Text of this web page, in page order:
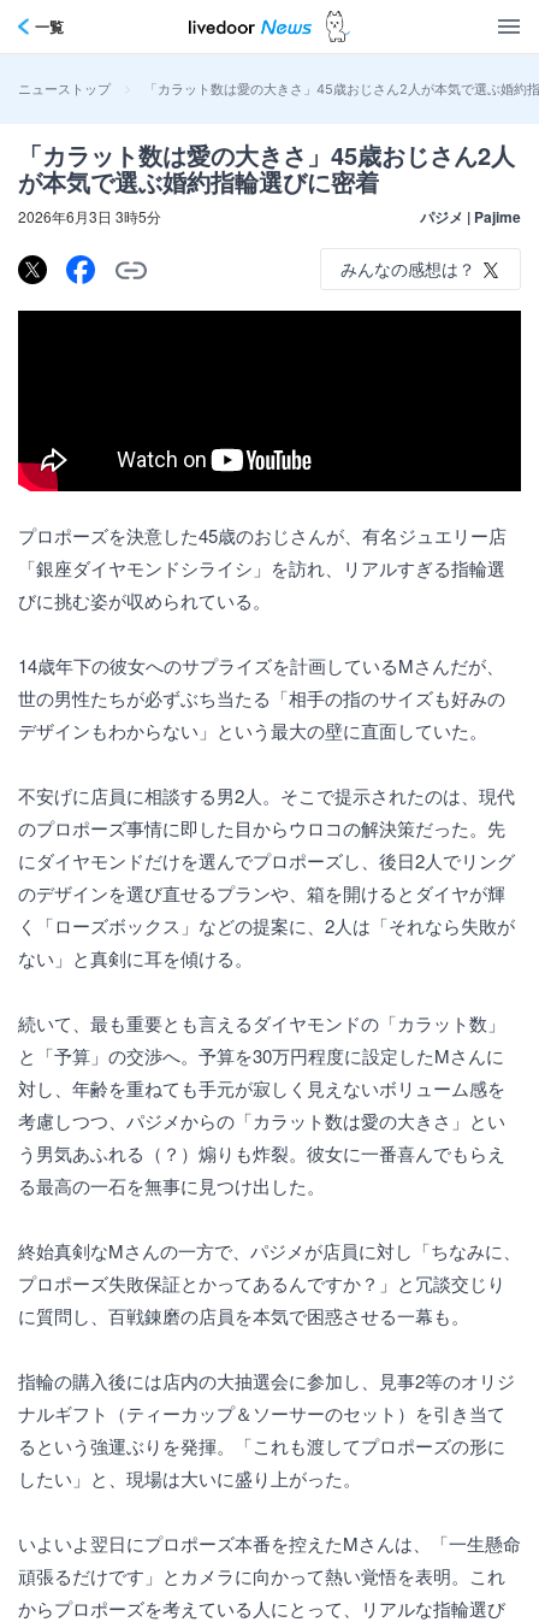
一覧
ニューストップ > 「カラット数は愛の大きさ」45歳おじさん2人が本気で選ぶ婚約
「カラット数は愛の大きさ」45歳おじさん2人
が本気で選ぶ婚約指輪選びに密着
2026年6月3日 3時5分 パジメ | Pajime
みんなの感想は？
プロポーズを決意した45歳のおじさんが、有名ジュエリー店
「銀座ダイヤモンドシライシ」を訪れ、リアルすぎる指輪選
びに挑む姿が収められている。
14歳年下の彼女へのサプライズを計画しているMさんだが、
世の男性たちが必ずぶち当たる「相手の指のサイズも好みの
デザインもわからない」という最大の壁に直面していた。
不安げに店員に相談する男2人。そこで提示されたのは、現代
のプロポーズ事情に即した目からウロコの解決策だった。先
にダイヤモンドだけを選んでプロポーズし、後日2人でリング
のデザインを選び直せるプランや、箱を開けるとダイヤが輝
く「ローズボックス」などの提案に、2人は「それなら失敗が
ない」と真剣に耳を傾ける。
続いて、最も重要とも言えるダイヤモンドの「カラット数」
と「予算」の交渉へ。予算を30万円程度に設定したMさんに
対し、年齢を重ねても手元が寂しく見えないボリューム感を
考慮しつつ、パジメからの「カラット数は愛の大きさ」とい
う男気あふれる（？）煽りも炸裂。彼女に一番喜んでもらえ
る最高の一石を無事に見つけ出した。
終始真剣なMさんの一方で、パジメが店員に対し「ちなみに、
プロポーズ失敗保証とかってあるんですか？」と冗談交じり
に質問し、百戦錬磨の店員を本気で困惑させる一幕も。
指輪の購入後には店内の大抽選会に参加し、見事2等のオリジ
ナルギフト（ティーカップ＆ソーサーのセット）を引き当て
るという強運ぶりを発揮。「これも渡してプロポーズの形に
したい」と、現場は大いに盛り上がった。
いよいよ翌日にプロポーズ本番を控えたMさんは、「一生懸命
頑張るだけです」とカメラに向かって熱い覚悟を表明。これ
からプロポーズを考えている人にとって、リアルな指輪選び